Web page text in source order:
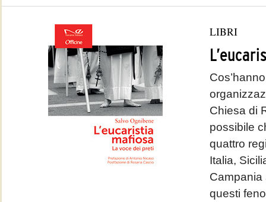
LIBRI
Chiesa di
possibile
quattro
Italia,
Campania
questi